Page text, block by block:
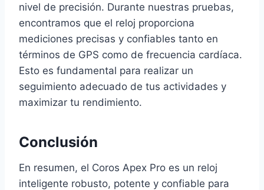
nivel de precisión. Durante nuestras pruebas,
encontramos que el reloj proporciona
mediciones precisas y confiables tanto en
términos de GPS como de frecuencia cardíaca.
Esto es fundamental para realizar un
seguimiento adecuado de tus actividades y
maximizar tu rendimiento.
Conclusión
En resumen, el Coros Apex Pro es un reloj
inteligente robusto, potente y confiable para